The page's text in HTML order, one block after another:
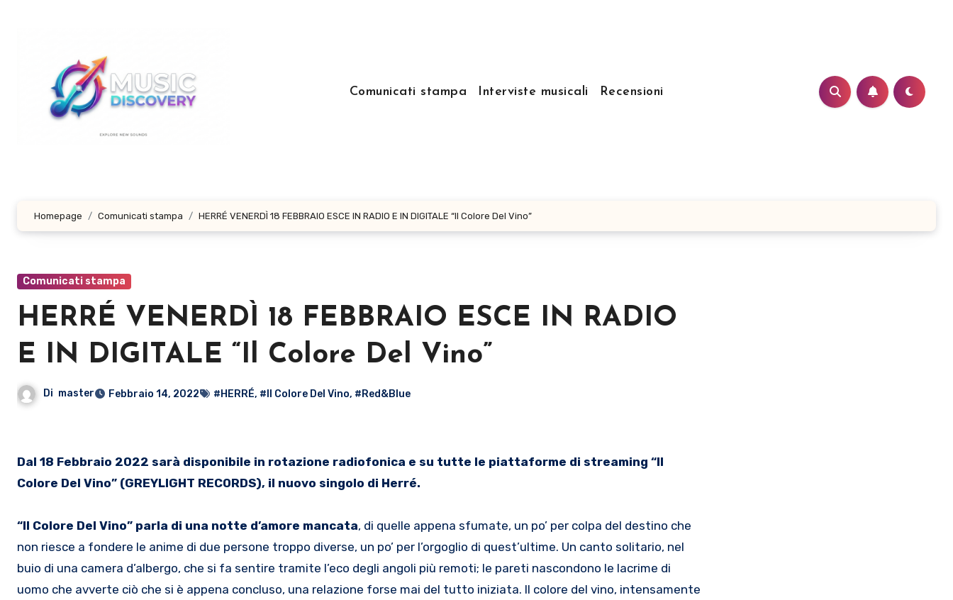
Comunicati stampa Interviste musicali Recensioni
Homepage Comunicati stampa HERRÉ VENERDÌ 18 FEBBRAIO ESCE IN RADIO E IN DIGITALE “Il Colore Del Vino”
Comunicati stampa
HERRÉ VENERDÌ 18 FEBBRAIO ESCE IN RADIO
E IN DIGITALE “Il Colore Del Vino”
Di master Febbraio 14, 2022 #HERRÉ, #Il Colore Del Vino, #Red&Blue
Dal 18 Febbraio 2022 sarà disponibile in rotazione radiofonica e su tutte le piattaforme di streaming “Il
Colore Del Vino” (GREYLIGHT RECORDS), il nuovo singolo di Herré.
“Il Colore Del Vino” parla di una notte d’amore mancata, di quelle appena sfumate, un po’ per colpa del destino che
non riesce a fondere le anime di due persone troppo diverse, un po’ per l’orgoglio di quest’ultime. Un canto solitario, nel
buio di una camera d’albergo, che si fa sentire tramite l’eco degli angoli più remoti; le pareti nascondono le lacrime di
uomo che avverte ciò che si è appena concluso, una relazione forse mai del tutto iniziata. Il colore del vino, intensamente